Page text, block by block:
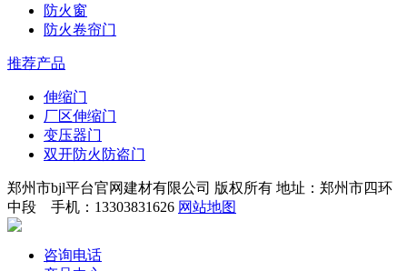
防火窗
防火卷帘门
推荐产品
伸缩门
厂区伸缩门
变压器门
双开防火防盗门
郑州市bjl平台官网建材有限公司 版权所有 地址：郑州市四环
中段 手机：13303831626 网站地图
咨询电话